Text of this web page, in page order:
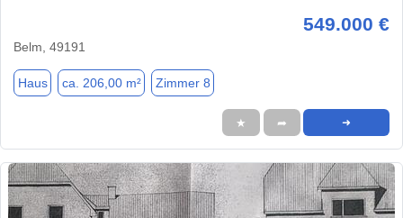
549.000 €
Belm, 49191
Haus ca. 206,00 m² Zimmer 8
★ ➦ ➜